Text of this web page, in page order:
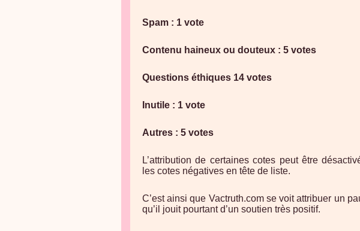
Spam : 1 vote
Contenu haineux ou douteux : 5 votes
Questions éthiques 14 votes
Inutile : 1 vote
Autres : 5 votes
L’attribution de certaines cotes peut être
les cotes négatives en tête de liste.
C’est ainsi que Vactruth.com se voit attribuer un
qu’il jouit pourtant d’un soutien très positif.